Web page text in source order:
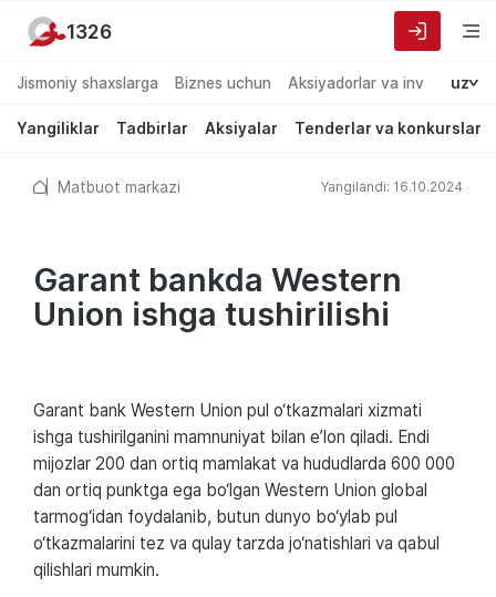
Jismoniy shaxslarga Biznes uchun Aksiyadorlar va investorlarga
uz
Yangiliklar Tadbirlar Aksiyalar Tenderlar va konkurslar
1326
Matbuot markazi Yangilandi: 16.10.2024
Garant bankda Western
Union ishga tushirilishi
Garant bank Western Union pul o‘tkazmalari xizmati
ishga tushirilganini mamnuniyat bilan e’lon qiladi. Endi
mijozlar 200 dan ortiq mamlakat va hududlarda 600 000
dan ortiq punktga ega bo‘lgan Western Union global
tarmog‘idan foydalanib, butun dunyo bo‘ylab pul
o‘tkazmalarini tez va qulay tarzda jo‘natishlari va qabul
qilishlari mumkin.